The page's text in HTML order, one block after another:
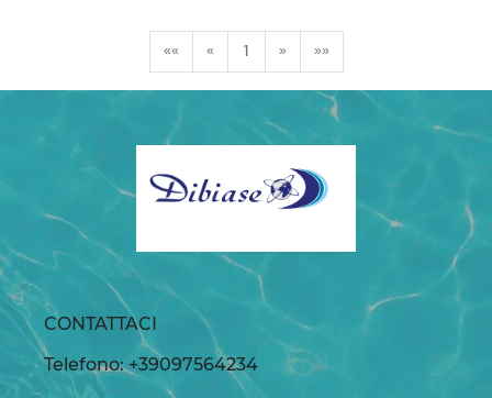
«« « 1 » »»
CONTATTACI
Telefono: +39097564234